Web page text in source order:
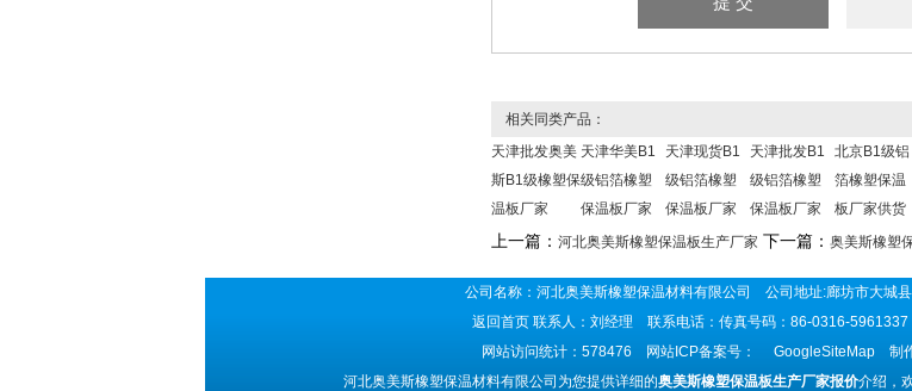
相关同类产品：
天津批发奥美
斯B1级橡塑保
温板厂家
天津华美B1
级铝箔橡塑
保温板厂家
天津现货B1
级铝箔橡塑
保温板厂家
天津批发B1
级铝箔橡塑
保温板厂家
北京B1级铝
箔橡塑保温
板厂家供货
上一篇： 河北奥美斯橡塑保温板生产厂家 下一篇： 奥美斯橡塑
公司名称：河北奥美斯橡塑保温材料有限公司 公司地址:廊坊市大城
返回首页 联系人：刘经理 联系电话：传真号码：86-0316-
网站访问统计：578476 网站ICP备案号：
GoogleSiteMap制作
河北奥美斯橡塑保温材料有限公司为您提供详细的奥美斯橡塑保温板生产厂家报价介绍，